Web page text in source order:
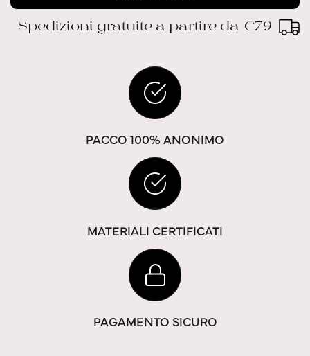
Spedizioni gratuite a partire da €79
PACCO 100% ANONIMO
MATERIALI CERTIFICATI
PAGAMENTO SICURO